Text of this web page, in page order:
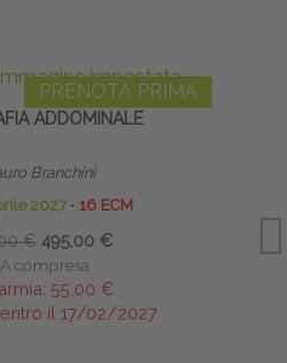
PRENOTA PRIMA
ADDOMINALE
Branchini
2027 ∙ 16 ECM
€ 495,00 €
compresa
55,00 €
il 17/02/2027